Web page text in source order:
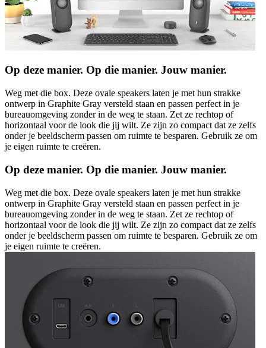
Op deze manier. Op die manier. Jouw manier.
Weg met die box. Deze ovale speakers laten je met hun strakke
ontwerp in Graphite Gray versteld staan en passen perfect in je
bureauomgeving zonder in de weg te staan. Zet ze rechtop of
horizontaal voor de look die jij wilt. Ze zijn zo compact dat ze zelfs
onder je beeldscherm passen om ruimte te besparen. Gebruik ze om
je eigen ruimte te creëren.
Op deze manier. Op die manier. Jouw manier.
Weg met die box. Deze ovale speakers laten je met hun strakke
ontwerp in Graphite Gray versteld staan en passen perfect in je
bureauomgeving zonder in de weg te staan. Zet ze rechtop of
horizontaal voor de look die jij wilt. Ze zijn zo compact dat ze zelfs
onder je beeldscherm passen om ruimte te besparen. Gebruik ze om
je eigen ruimte te creëren.